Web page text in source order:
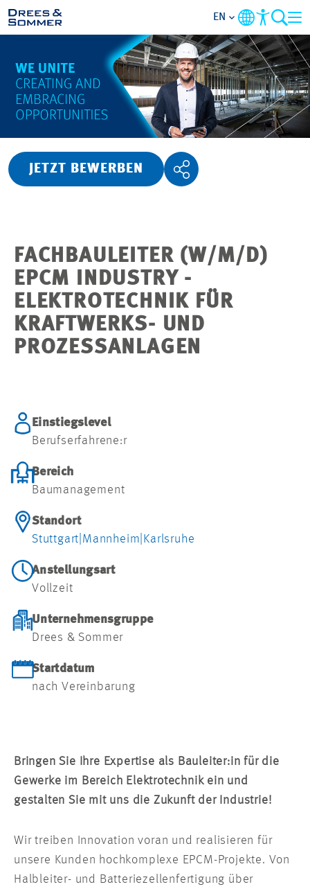
OVERVIEW
ABOUT US
AREAS OF ACTIVITY
ALL ABOUT APPLYING
JOB-OPPORTUNITIES
EN
JETZT BEWERBEN
FACHBAULEITER (W/M/D)
EPCM INDUSTRY -
ELEKTROTECHNIK FÜR
KRAFTWERKS- UND
PROZESSANLAGEN
Einstiegslevel
Berufserfahrene:r
Bereich
Baumanagement
Standort
Stuttgart Mannheim Karlsruhe
Anstellungsart
Vollzeit
Unternehmensgruppe
Drees & Sommer
Startdatum
nach Vereinbarung
Bringen Sie Ihre Expertise als Bauleiter:in für die
Gewerke im Bereich Elektrotechnik ein und
gestalten Sie mit uns die Zukunft der Industrie!
Wir treiben Innovation voran und realisieren für
unsere Kunden hochkomplexe EPCM-Projekte. Von
Halbleiter- und Batteriezellenfertigung über